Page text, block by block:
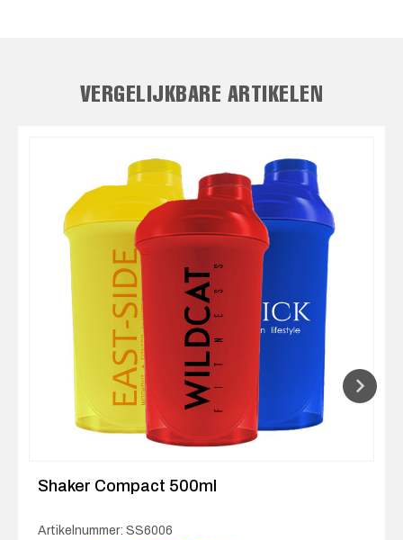
VERGELIJKBARE ARTIKELEN
Shaker Compact 500ml
Artikelnummer: SS6006